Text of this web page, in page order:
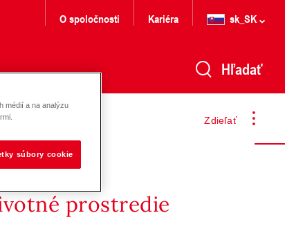
O spoločnosti Kariéra sk_SK
Hľadať
Zdieľať
prostredie
médií a na analýzu
súbory cookie